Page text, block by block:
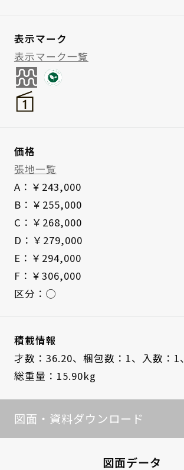
表示マーク
表示マーク一覧
価格
張地一覧
A：￥243,000
B：￥255,000
C：￥268,000
D：￥279,000
E：￥294,000
F：￥306,000
区分：◯
積載情報
才数：36.20、 梱包数：1、 入数：1、
総重量：15.90kg
図面・資料ダウンロード
図面データ